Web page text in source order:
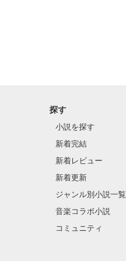
探す
小説を探す
新着完結
新着レビュー
新着更新
ジャンル別小説一覧
音楽コラボ小説
コミュニティ